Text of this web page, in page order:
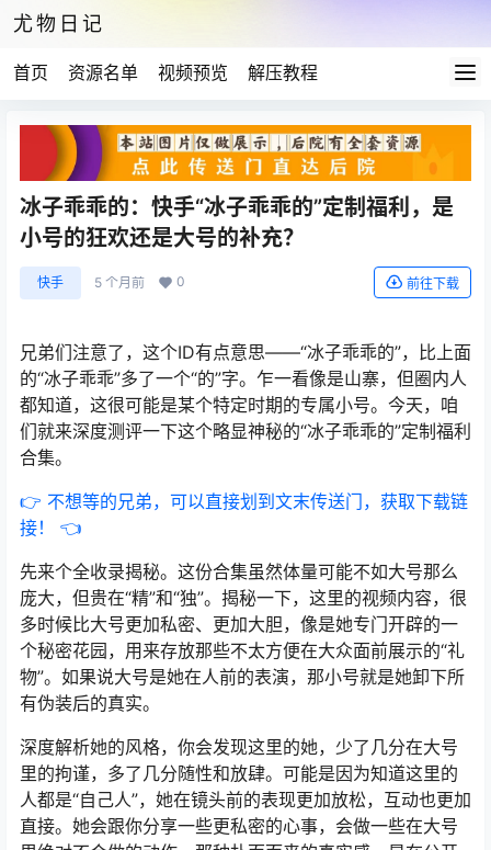
尤物日记
首页 资源名单 视频预览 解压教程
冰子乖乖的：快手“冰子乖乖的”定制福利，是
小号的狂欢还是大号的补充？
快手 5 个月前 0 前往下载
兄弟们注意了，这个ID有点意思——“冰子乖乖的”，比上面
的“冰子乖乖”多了一个“的”字。乍一看像是山寨，但圈内人
都知道，这很可能是某个特定时期的专属小号。今天，咱
们就来深度测评一下这个略显神秘的“冰子乖乖的”定制福利
合集。
👉 不想等的兄弟，可以直接划到文末传送门，获取下载链
接！ 👈
先来个全收录揭秘。这份合集虽然体量可能不如大号那么
庞大，但贵在“精”和“独”。揭秘一下，这里的视频内容，很
多时候比大号更加私密、更加大胆，像是她专门开辟的一
个秘密花园，用来存放那些不太方便在大众面前展示的“礼
物”。如果说大号是她在人前的表演，那小号就是她卸下所
有伪装后的真实。
深度解析她的风格，你会发现这里的她，少了几分在大号
里的拘谨，多了几分随性和放肆。可能是因为知道这里的
人都是“自己人”，她在镜头前的表现更加放松，互动也更加
直接。她会跟你分享一些更私密的心事，会做一些在大号